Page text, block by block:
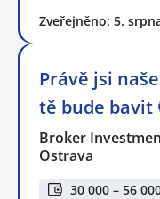
Zveřejněno: 5.
Právě jsi
tě bude bavit
Broker
Ostrava
30 000 – 56